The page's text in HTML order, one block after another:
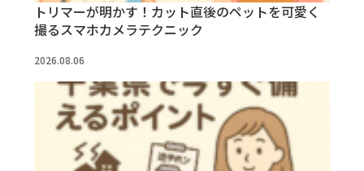
トリマーが明かす！カット直後のペットを可愛く
撮るスマホカメラテクニック
2026.08.06